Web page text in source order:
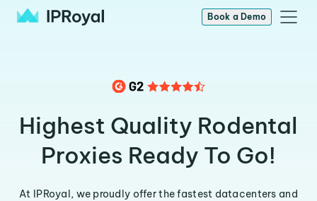
Book a Demo
Highest Quality Rodental
Proxies Ready To Go!
At IPRoyal, we proudly offer the fastest datacenters and